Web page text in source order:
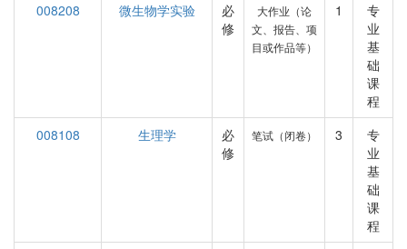
008208
微生物学实验
必
修
大作业（论
文、报告、项
目或作品等）
1
专
业
基
础
课
程
008108
生理学
必
修
笔试（闭卷） 3
专
业
基
础
课
程